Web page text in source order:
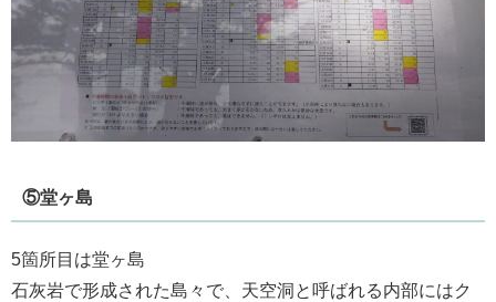
⑤堂ヶ島
5箇所目は堂ヶ島
石灰岩で形成された島々で、天空洞と呼ばれる内部にはク